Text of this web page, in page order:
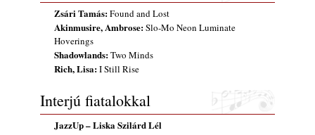
Szabolcs
2026. július 25.
FREE JAZZ ALBUMS 2026 - 134. rész
2026. július 16.
Zsári Tamás:Found and Lost
Akinmusire, Ambrose:Slo-Mo Neon Luminate
Hoverings
Shadowlands:Two Minds
Rich, Lisa:I Still Rise
Interjú fiatalokkal
JazzUp – Liska Szilárd Lél